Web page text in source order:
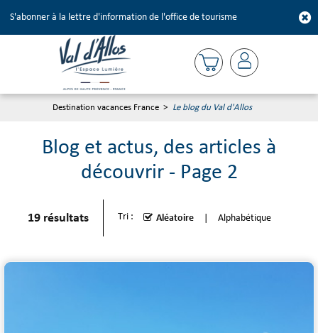
S'abonner à la lettre d'information de l'office de tourisme
Destination vacances France > Le blog du Val d'Allos
Blog et actus, des articles à
découvrir - Page 2
19résultats Tri : Aléatoire Alphabétique